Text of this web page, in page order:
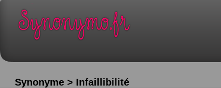
Synonyme > Infaillibilité